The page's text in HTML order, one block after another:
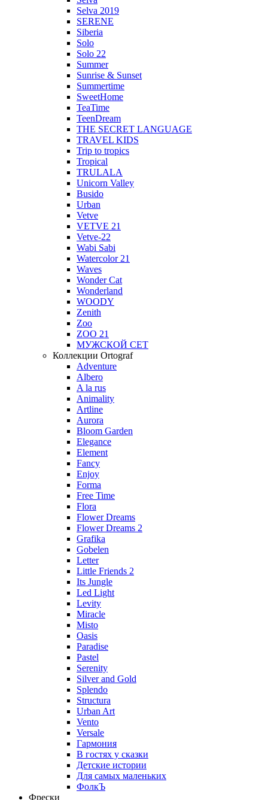
Selva 2019
SERENE
Siberia
Solo
Solo 22
Summer
Sunrise & Sunset
Summertime
SweetHome
TeaTime
TeenDream
THE SECRET LANGUAGE
TRAVEL KIDS
Trip to tropics
Tropical
TRULALA
Unicorn Valley
Busido
Urban
Vetve
VETVE 21
Vetve-22
Wabi Sabi
Watercolor 21
Waves
Wonder Cat
Wonderland
WOODY
Zenith
Zoo
ZOO 21
МУЖСКОЙ СЕТ
Коллекции Ortograf
Adventure
Albero
A la rus
Animality
Artline
Aurora
Bloom Garden
Elegance
Element
Fancy
Enjoy
Forma
Free Time
Flora
Flower Dreams
Flower Dreams 2
Grafika
Gobelen
Letter
Little Friends 2
Its Jungle
Led Light
Levity
Miracle
Misto
Oasis
Paradise
Pastel
Serenity
Silver and Gold
Splendo
Structura
Urban Art
Vento
Versale
Гармония
В гостях у сказки
Детские истории
Для самых маленьких
ФолкЪ
Фрески